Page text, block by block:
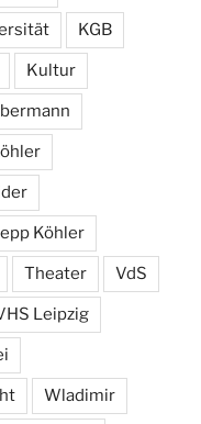
KGB
Kultur
Köhler
Theater VdS
Leipzig
Wladimir